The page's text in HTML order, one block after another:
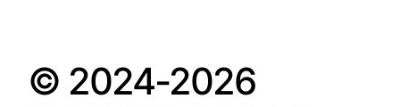
© 2024-2026